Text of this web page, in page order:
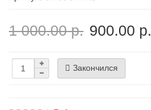
1 000.00 р. 900.00 р.
Закончился